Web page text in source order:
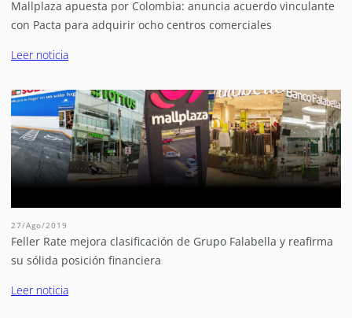
Mallplaza apuesta por Colombia: anuncia acuerdo vinculante
con Pacta para adquirir ocho centros comerciales
Leer noticia
27/Ago/2019
Feller Rate mejora clasificación de Grupo Falabella y reafirma
su sólida posición financiera
Leer noticia